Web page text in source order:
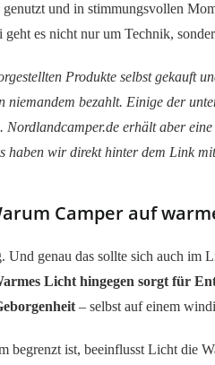
und in stimmungsvollen
es nicht nur um Technik,
Produkte selbst gekauft
bezahlt. Einige der
Nordlandcamper.de erhält aber
haben wir direkt hinter dem Link
Camper auf
Und genau das sollte sich auch
Licht hingegen sorgt für
– selbst auf einem
begrenzt ist, beeinflusst Licht die